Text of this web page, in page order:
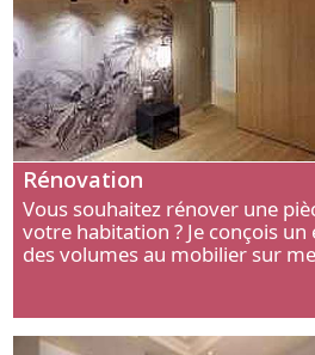
Rénovation
Vous souhaitez rénover une
votre habitation ? Je conçois
des volumes au mobilier sur